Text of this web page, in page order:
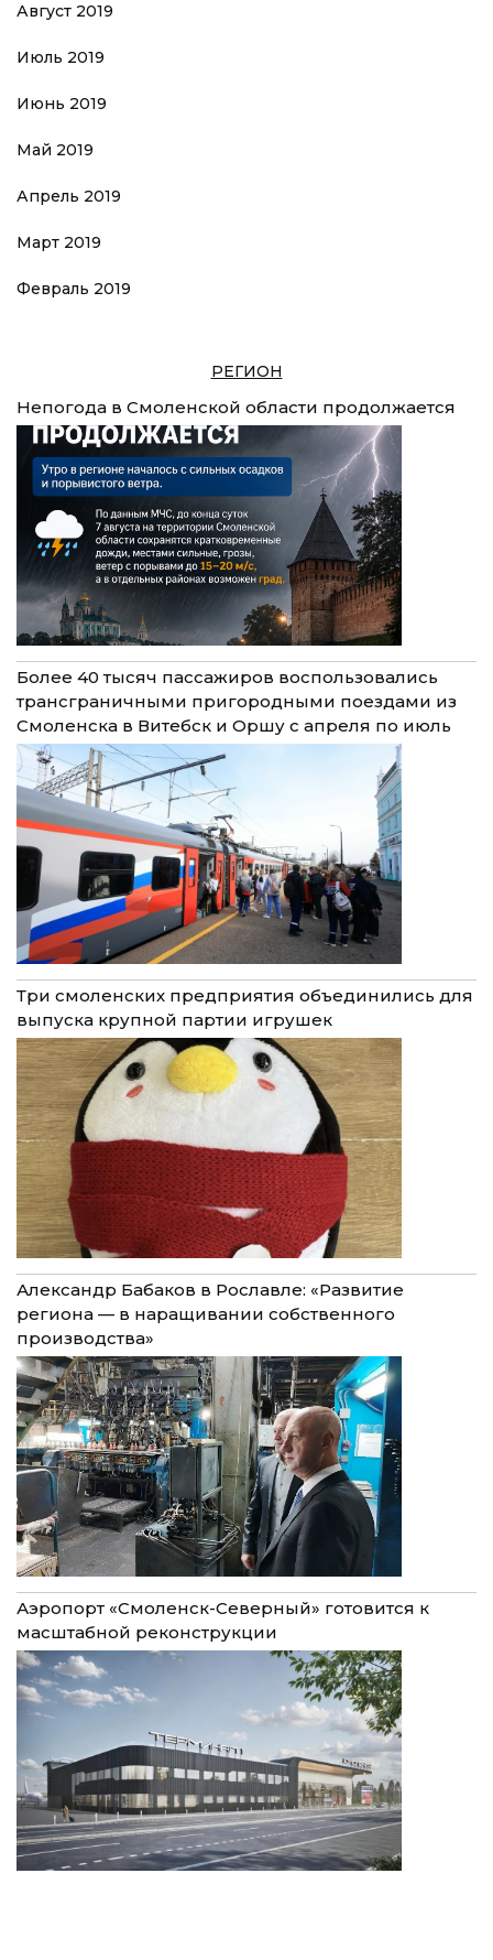
Август 2019
Июль 2019
Июнь 2019
Май 2019
Апрель 2019
Март 2019
Февраль 2019
РЕГИОН
Непогода в Смоленской области продолжается
Более 40 тысяч пассажиров воспользовались
трансграничными пригородными поездами из
Смоленска в Витебск и Оршу с апреля по июль
Три смоленских предприятия объединились для
выпуска крупной партии игрушек
Александр Бабаков в Рославле: «Развитие
региона — в наращивании собственного
производства»
Аэропорт «Смоленск-Северный» готовится к
масштабной реконструкции